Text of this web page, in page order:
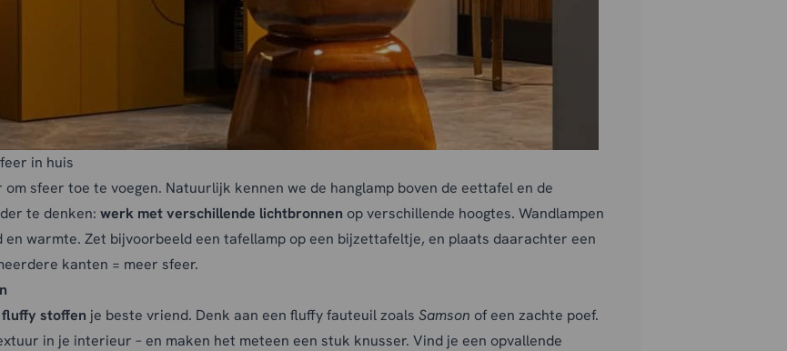
in huis
sfeer toe te voegen. Natuurlijk kennen we de hanglamp boven de eettafel en de
te denken: werk met verschillende lichtbronnen op verschillende hoogtes. Wandlampen
en warmte. Zet bijvoorbeeld een tafellamp op een bijzettafeltje, en plaats daarachter een
kanten = meer sfeer.
fluffy stoffen je beste vriend. Denk aan een fluffy fauteuil zoals Samson of een zachte poef.
in je interieur – en maken het meteen een stuk knusser. Vind je een opvallende